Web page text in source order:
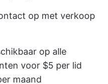
op met verkoop
op alle
voor $5 per lid
maand